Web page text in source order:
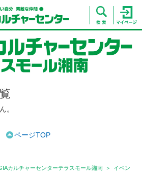
。
ページTOP
カルチャーセンターテラスモール湘南
イベン